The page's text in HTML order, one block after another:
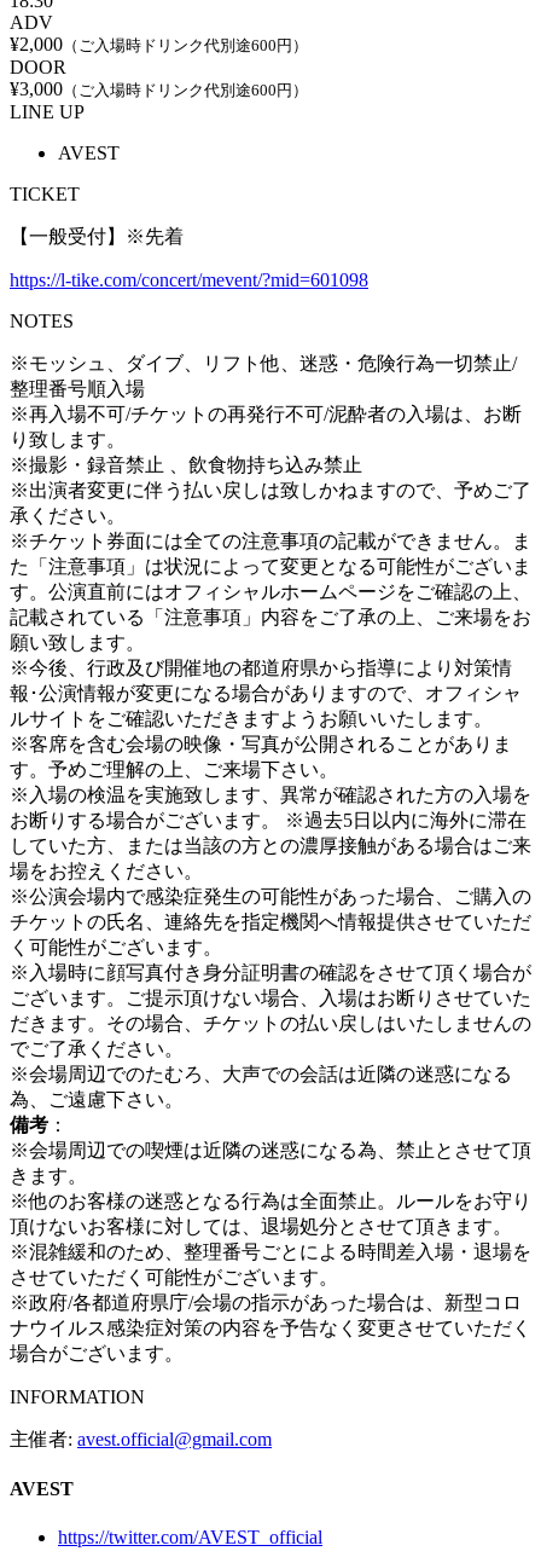
ADV
¥2,000 （ご入場時ドリンク代別途600円）
DOOR
¥3,000 （ご入場時ドリンク代別途600円）
LINE UP
AVEST
TICKET
【一般受付】※先着
https://l-tike.com/concert/mevent/?mid=601098
NOTES
※モッシュ、ダイブ、リフト他、迷惑・危険行為一切禁止/
整理番号順入場
※再入場不可/チケットの再発行不可/泥酔者の入場は、お断
り致します。
※撮影・録音禁止 、飲食物持ち込み禁止
※出演者変更に伴う払い戻しは致しかねますので、予めご了
承ください。
※チケット券面には全ての注意事項の記載ができません。ま
た「注意事項」は状況によって変更となる可能性がございま
す。公演直前にはオフィシャルホームページをご確認の上、
記載されている「注意事項」内容をご了承の上、ご来場をお
願い致します。
※今後、行政及び開催地の都道府県から指導により対策情
報･公演情報が変更になる場合がありますので、オフィシャ
ルサイトをご確認いただきますようお願いいたします。
※客席を含む会場の映像・写真が公開されることがありま
す。予めご理解の上、ご来場下さい。
※入場の検温を実施致します、異常が確認された方の入場を
お断りする場合がございます。 ※過去5日以内に海外に滞在
していた方、または当該の方との濃厚接触がある場合はご来
場をお控えください。
※公演会場内で感染症発生の可能性があった場合、ご購入の
チケットの氏名、連絡先を指定機関へ情報提供させていただ
く可能性がございます。
※入場時に顔写真付き身分証明書の確認をさせて頂く場合が
ございます。ご提示頂けない場合、入場はお断りさせていた
だきます。その場合、チケットの払い戻しはいたしませんの
でご了承ください。
※会場周辺でのたむろ、大声での会話は近隣の迷惑になる
為、ご遠慮下さい。
備考 ：
※会場周辺での喫煙は近隣の迷惑になる為、禁止とさせて頂
きます。
※他のお客様の迷惑となる行為は全面禁止。ルールをお守り
頂けないお客様に対しては、退場処分とさせて頂きます。
※混雑緩和のため、整理番号ごとによる時間差入場・退場を
させていただく可能性がございます。
※政府/各都道府県庁/会場の指示があった場合は、新型コロ
ナウイルス感染症対策の内容を予告なく変更させていただく
場合がございます。
INFORMATION
主催者: avest.official@gmail.com
AVEST
https://twitter.com/AVEST_official